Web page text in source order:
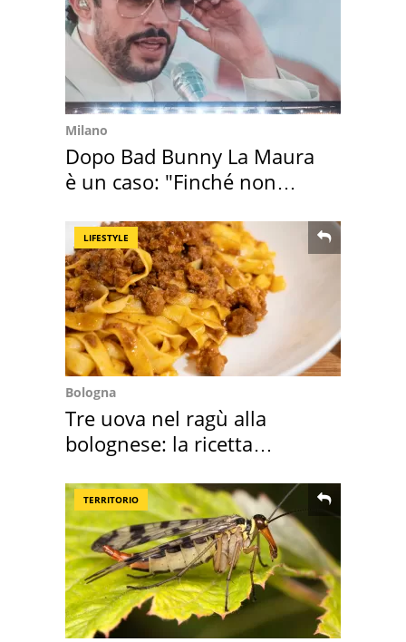
Milano
Dopo Bad Bunny La Maura
è un caso: "Finché non
LIFESTYLE
Bologna
Tre uova nel ragù alla
bolognese: la ricetta
TERRITORIO